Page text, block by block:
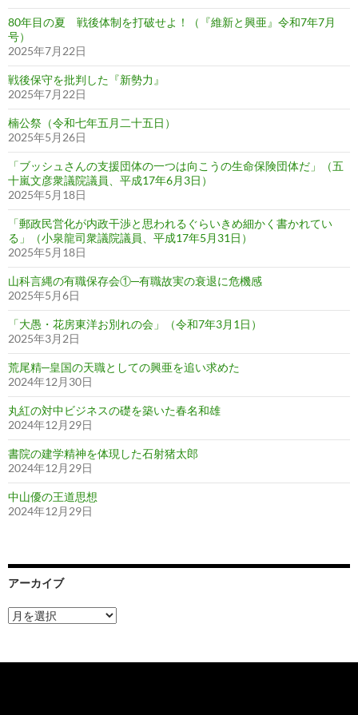
80年目の夏 戦後体制を打破せよ！（『維新と興亜』令和7年7月
号）
2025年7月22日
戦後保守を批判した『新勢力』
2025年7月22日
楠公祭（令和七年五月二十五日）
2025年5月26日
「ブッシュさんの支援団体の一つは向こうの生命保険団体だ」（五
十嵐文彦衆議院議員、平成17年6月3日）
2025年5月18日
「郵政民営化が内政干渉と思われるぐらいきめ細かく書かれてい
る」（小泉龍司衆議院議員、平成17年5月31日）
2025年5月18日
山科言縄の有職保存会①─有職故実の衰退に危機感
2025年5月6日
「大愚・花房東洋お別れの会」（令和7年3月1日）
2025年3月2日
荒尾精─皇国の天職としての興亜を追い求めた
2024年12月30日
丸紅の対中ビジネスの礎を築いた春名和雄
2024年12月29日
書院の建学精神を体現した石射猪太郎
2024年12月29日
中山優の王道思想
2024年12月29日
アーカイブ
ア
ー